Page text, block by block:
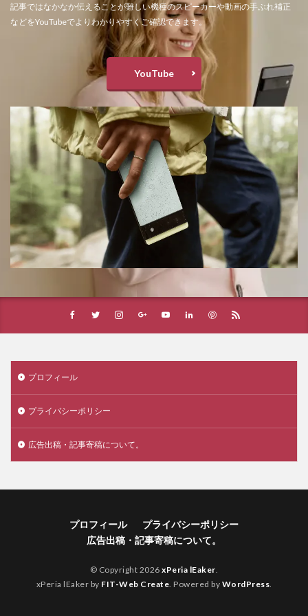
記事ではなかなか伝えることが難しい機種のスピーカーや動画の手ぶれ補正
などをYouTubeでよりわかりやすくご確認できます。
YouTube
プロフィール
プライバシーポリシー
広告出稿・記事寄稿について。
プロフィール
プライバシーポリシー
広告出稿・記事寄稿について。
© Copyright 2026xPeria lEaker.
xPeria lEaker by FIT-Web Create. Powered by WordPress.